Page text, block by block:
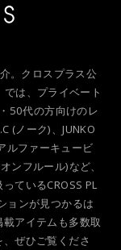
。クロスプラス公
では、プライベート
50代の方向けのレ
(ノーク)、JUNKO
ルファーキュービ
ンフルール)など、
ているCROSS PL
ョンが見つかるは
アイテムも多数取
ぜひご覧くださ